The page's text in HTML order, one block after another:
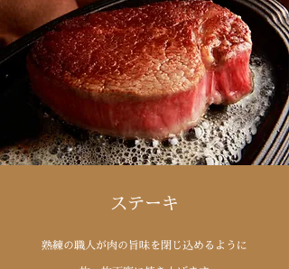
ステーキ
熟練の職人が肉の旨味を閉じ込めるように